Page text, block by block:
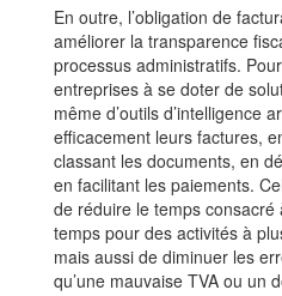
En outre, l’obligation de
améliorer la transparence
processus administratifs.
entreprises à se doter de
même d’outils d’intelligence
efficacement leurs factures,
classant les documents, en
en facilitant les paiements.
de réduire le temps
temps pour des activités à
mais aussi de diminuer les
qu’une mauvaise TVA ou un